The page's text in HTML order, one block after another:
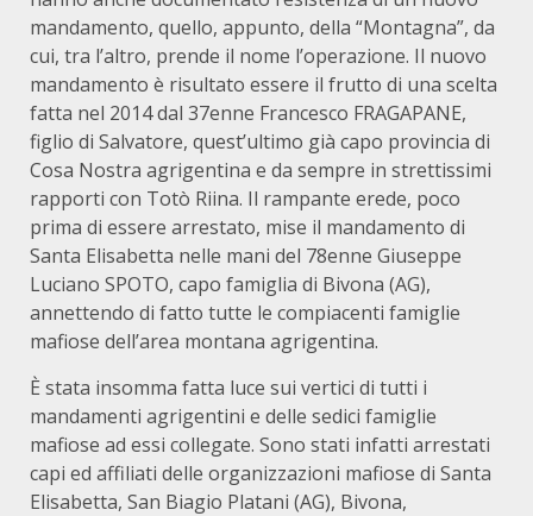
mandamento, quello, appunto, della “Montagna”, da
cui, tra l’altro, prende il nome l’operazione. Il nuovo
mandamento è risultato essere il frutto di una scelta
fatta nel 2014 dal 37enne Francesco FRAGAPANE,
figlio di Salvatore, quest’ultimo già capo provincia di
Cosa Nostra agrigentina e da sempre in strettissimi
rapporti con Totò Riina. Il rampante erede, poco
prima di essere arrestato, mise il mandamento di
Santa Elisabetta nelle mani del 78enne Giuseppe
Luciano SPOTO, capo famiglia di Bivona (AG),
annettendo di fatto tutte le compiacenti famiglie
mafiose dell’area montana agrigentina.
È stata insomma fatta luce sui vertici di tutti i
mandamenti agrigentini e delle sedici famiglie
mafiose ad essi collegate. Sono stati infatti arrestati
capi ed affiliati delle organizzazioni mafiose di Santa
Elisabetta, San Biagio Platani (AG), Bivona,